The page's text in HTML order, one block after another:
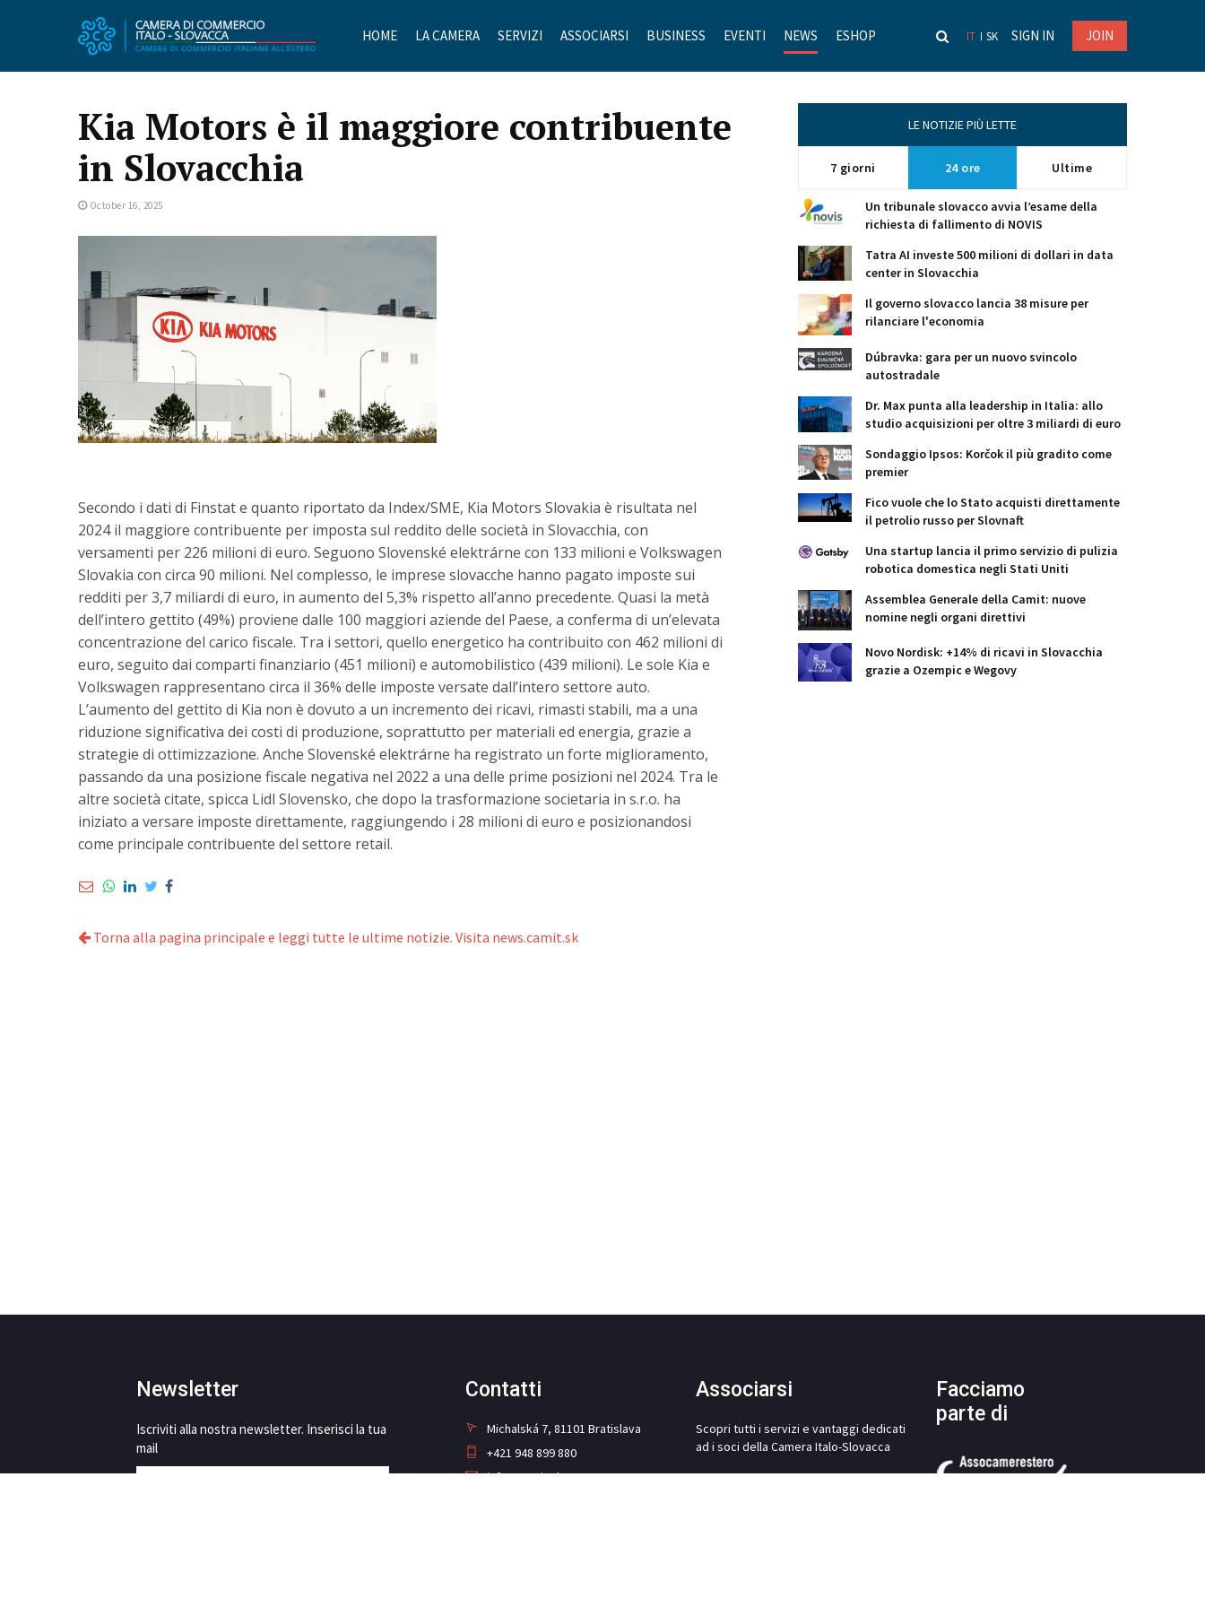
HOME LA CAMERA SERVIZI ASSOCIARSI BUSINESS EVENTI NEWS ESHOP IT SK SIGN IN JOIN
Kia Motors è il maggiore contribuente
in Slovacchia
October 16, 2025
Secondo i dati di Finstat e quanto riportato da Index/SME, Kia Motors Slovakia è risultata nel
2024 il maggiore contribuente per imposta sul reddito delle società in Slovacchia, con
versamenti per 226 milioni di euro. Seguono Slovenské elektrárne con 133 milioni e Volkswagen
Slovakia con circa 90 milioni. Nel complesso, le imprese slovacche hanno pagato imposte sui
redditi per 3,7 miliardi di euro, in aumento del 5,3% rispetto all’anno precedente. Quasi la metà
dell’intero gettito (49%) proviene dalle 100 maggiori aziende del Paese, a conferma di un’elevata
concentrazione del carico fiscale. Tra i settori, quello energetico ha contribuito con 462 milioni di
euro, seguito dai comparti finanziario (451 milioni) e automobilistico (439 milioni). Le sole Kia e
Volkswagen rappresentano circa il 36% delle imposte versate dall’intero settore auto.
L’aumento del gettito di Kia non è dovuto a un incremento dei ricavi, rimasti stabili, ma a una
riduzione significativa dei costi di produzione, soprattutto per materiali ed energia, grazie a
strategie di ottimizzazione. Anche Slovenské elektrárne ha registrato un forte miglioramento,
passando da una posizione fiscale negativa nel 2022 a una delle prime posizioni nel 2024. Tra le
altre società citate, spicca Lidl Slovensko, che dopo la trasformazione societaria in s.r.o. ha
iniziato a versare imposte direttamente, raggiungendo i 28 milioni di euro e posizionandosi
come principale contribuente del settore retail.
Torna alla pagina principale e leggi tutte le ultime notizie. Visita news.camit.sk
LE NOTIZIE PIÙ LETTE
7 giorni 24 ore Ultime
Un tribunale slovacco avvia l’esame della
richiesta di fallimento di NOVIS
Tatra AI investe 500 milioni di dollari in data
center in Slovacchia
Il governo slovacco lancia 38 misure per
rilanciare l'economia
Dúbravka: gara per un nuovo svincolo
autostradale
Dr. Max punta alla leadership in Italia: allo
studio acquisizioni per oltre 3 miliardi di euro
Sondaggio Ipsos: Korčok il più gradito come
premier
Fico vuole che lo Stato acquisti direttamente
il petrolio russo per Slovnaft
Una startup lancia il primo servizio di pulizia
robotica domestica negli Stati Uniti
Assemblea Generale della Camit: nuove
nomine negli organi direttivi
Novo Nordisk: +14% di ricavi in Slovacchia
grazie a Ozempic e Wegovy
Newsletter
Iscriviti alla nostra newsletter. Inserisci la tua
mail
Contatti
Michalská 7, 81101 Bratislava
+421 948 899 880
info@camit.sk
Associarsi
Scopri tutti i servizi e vantaggi dedicati
ad i soci della Camera Italo-Slovacca
Facciamo
parte di